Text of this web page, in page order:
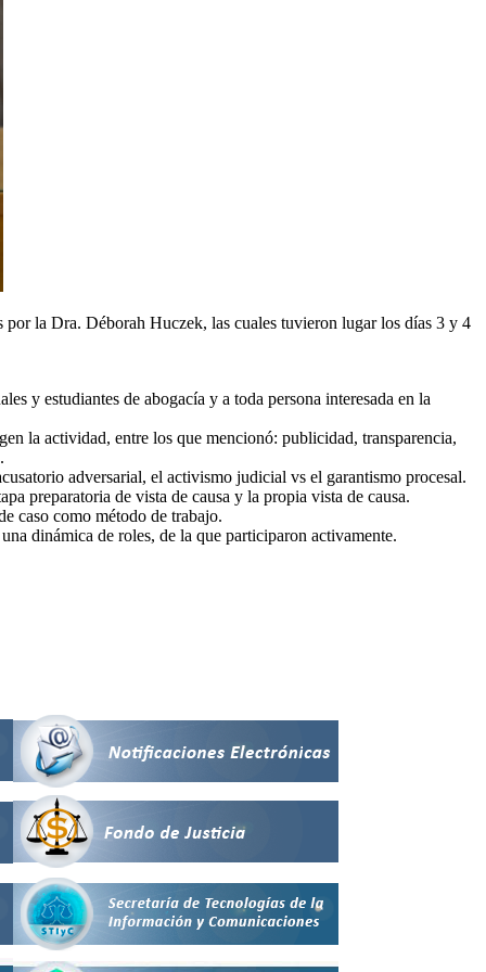
la Dra. Déborah Huczek, las cuales tuvieron lugar los días 3 y 4
y estudiantes de abogacía y a toda persona interesada en la
la actividad, entre los que mencionó: publicidad, transparencia,
adversarial, el activismo judicial vs el garantismo procesal.
preparatoria de vista de causa y la propia vista de causa.
caso como método de trabajo.
dinámica de roles, de la que participaron activamente.